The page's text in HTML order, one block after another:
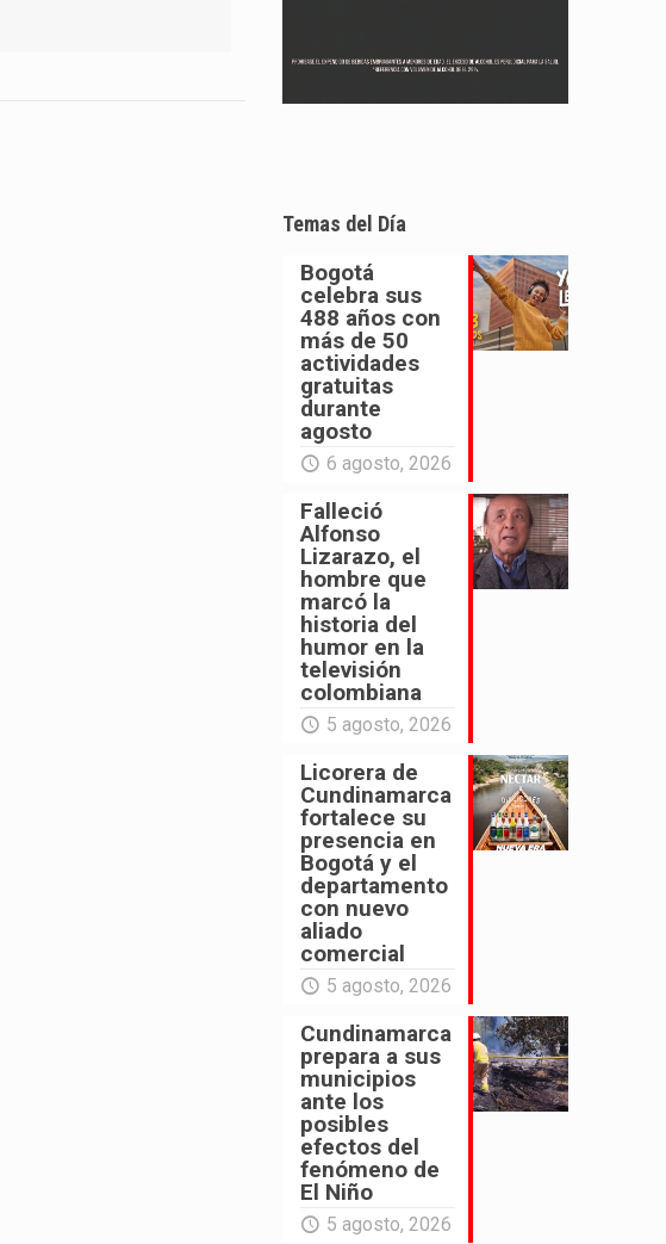
Temas del Día
Bogotá
celebra sus
488 años con
más de 50
actividades
gratuitas
durante
agosto
6 agosto, 2026
Falleció
Alfonso
Lizarazo, el
hombre que
marcó la
historia del
humor en la
televisión
colombiana
5 agosto, 2026
Licorera de
Cundinamarca
fortalece su
presencia en
Bogotá y el
departamento
con nuevo
aliado
comercial
5 agosto, 2026
Cundinamarca
prepara a sus
municipios
ante los
posibles
efectos del
fenómeno de
El Niño
5 agosto, 2026